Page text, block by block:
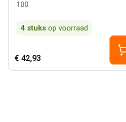
100
4 stuks op voorraad
€ 42,93